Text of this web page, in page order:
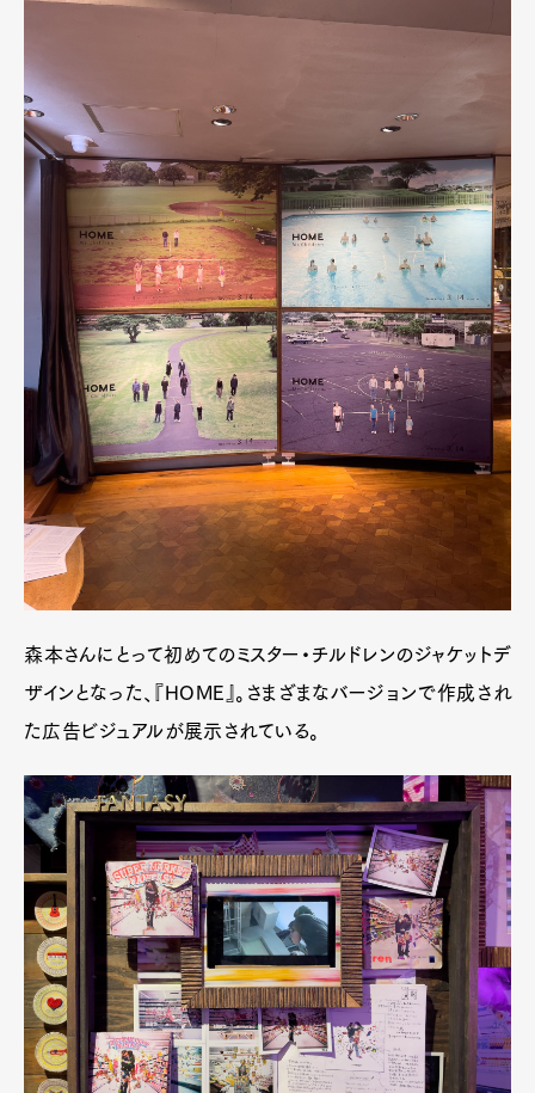
森本さんにとって初めてのミスター・チルドレンのジャケットデ
ザインとなった、『HOME』。さまざまなバージョンで作成され
た広告ビジュアルが展示されている。